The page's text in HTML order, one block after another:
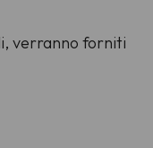
verranno forniti